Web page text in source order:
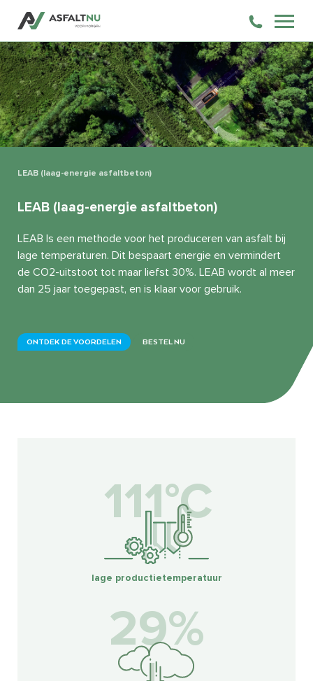
LEAB (laag-energie asfaltbeton)
LEAB (laag-energie asfaltbeton)
LEAB Is een methode voor het produceren van asfalt bij
lage temperaturen. Dit bespaart energie en vermindert
de CO2-uitstoot tot maar liefst 30%. LEAB wordt al meer
dan 25 jaar toegepast, en is klaar voor gebruik.
ONTDEK DE VOORDELEN BESTEL NU
115°C
lage productietemperatuur
30%